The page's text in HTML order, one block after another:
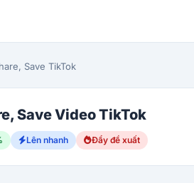
Save TikTok
Save Video TikTok
Lên nhanh Đẩy đề xuất